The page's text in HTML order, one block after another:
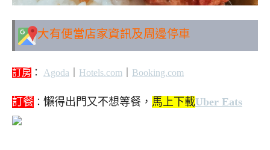
大有便當店家資訊及周邊停車
訂房 ： Agoda Hotels.com Booking.com
訂餐 ： 懶得出門又不想等餐， 馬上下載Uber Eats